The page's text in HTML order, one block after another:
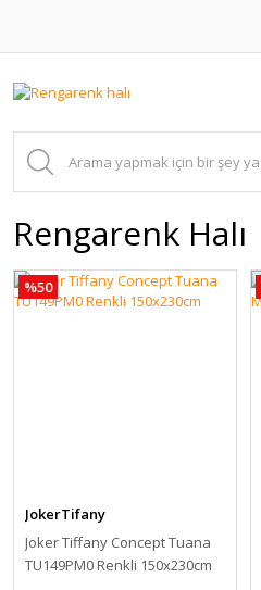
Rengarenk Halı
%50
JokerTifany
Joker Tiffany Concept Tuana
TU149PM0 Renkli 150x230cm